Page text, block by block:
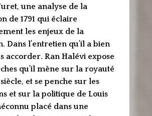
une analyse de la
de 1791 qui éclaire
les enjeux de la
Dans l’entretien qu’il a bien
accorder. Ran Halévi expose
qu’il mène sur la royauté
et se penche sur les
et sur la politique de Louis
placé dans une